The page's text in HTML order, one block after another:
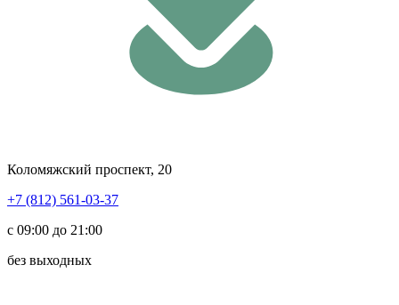
Коломяжский проспект, 20
+7 (812) 561-03-37
с 09:00 до 21:00
без выходных